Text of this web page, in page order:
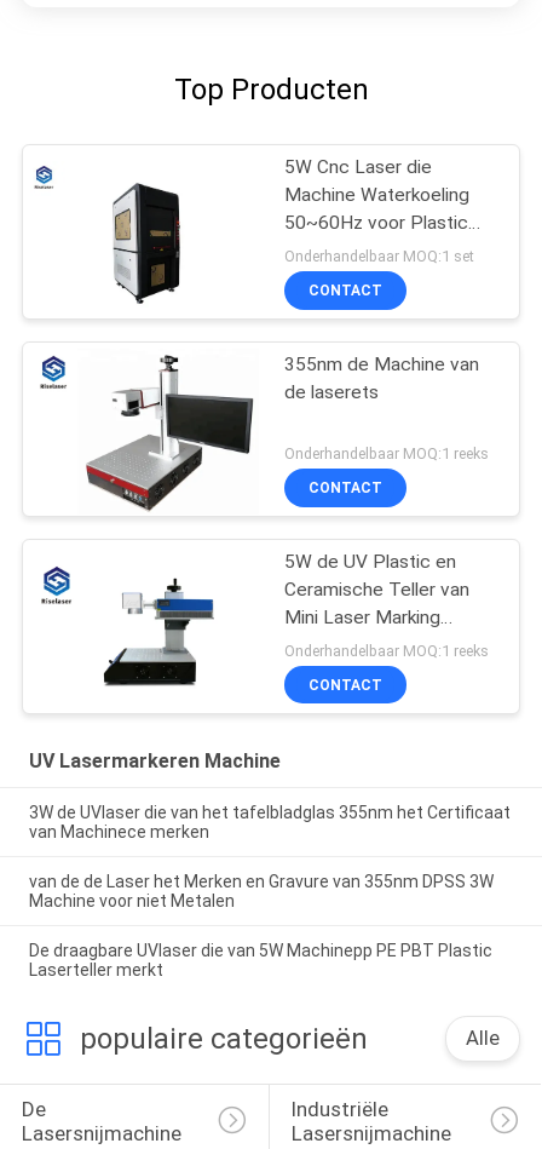
Top Producten
5W Cnc Laser die
Machine Waterkoeling
50~60Hz voor Plastic
Veiligheidsverbindingen
merkt
Onderhandelbaar MOQ:1 set
CONTACT
355nm de Machine van
de laserets
Onderhandelbaar MOQ:1 reeks
CONTACT
5W de UV Plastic en
Ceramische Teller van
Mini Laser Marking
Machine Glass
Onderhandelbaar MOQ:1 reeks
CONTACT
UV Lasermarkeren Machine
3W de UVlaser die van het tafelbladglas 355nm het Certificaat
van Machinece merken
van de de Laser het Merken en Gravure van 355nm DPSS 3W
Machine voor niet Metalen
De draagbare UVlaser die van 5W Machinepp PE PBT Plastic
Laserteller merkt
populaire categorieën Alle
De
Lasersnijmachine
Industriële
Lasersnijmachine